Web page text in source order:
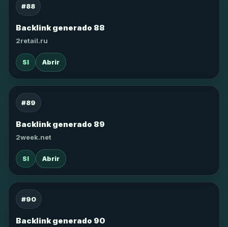
#88
Backlink generado 88
2retail.ru
SI Abrir
#89
Backlink generado 89
2week.net
SI Abrir
#90
Backlink generado 90